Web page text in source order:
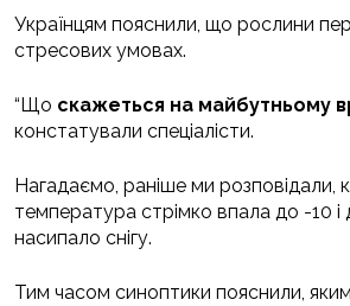
Українцям пояснили, що рослини
стресових умовах.
“Що скажеться на майбутньому
констатували спеціалісти.
Нагадаємо, раніше ми розповідали,
температура стрімко впала до -10 і
насипало снігу.
Тим часом синоптики пояснили,